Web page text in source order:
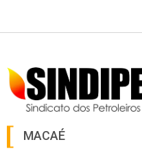
MACAÉ